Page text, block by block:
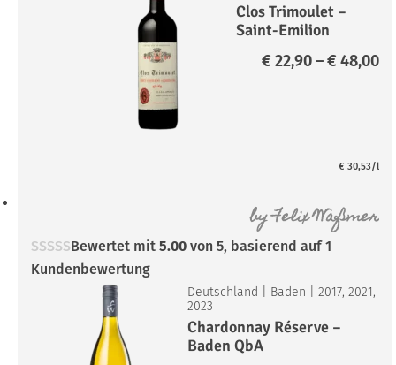
Clos Trimoulet –
Saint-Emilion
€ 22,90 –€ 48,00
€ 30,53/l
byFelix Waßmer
Bewertet mit5.00 von 5, basierend auf1
Kundenbewertung
Deutschland Baden |2017, 2021,
2023
Chardonnay Réserve –
Baden QbA